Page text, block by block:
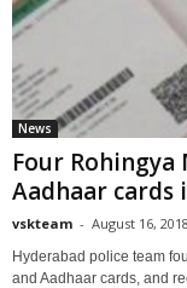
News
Four
Aadhaar cards
vskteam - August 16, 2018
Hyderabad police team
and Aadhaar cards, and